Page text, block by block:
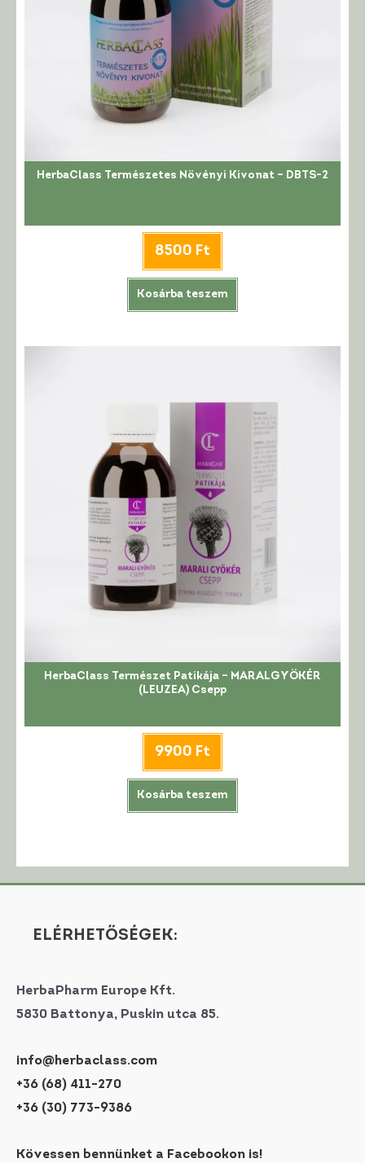
HerbaClass Természetes Növényi Kivonat – DBTS-2
8500 Ft
Kosárba teszem
HerbaClass Természet Patikája – MARALGYÖKÉR
(LEUZEA) Csepp
9900 Ft
Kosárba teszem
ELÉRHETŐSÉGEK:
HerbaPharm Europe Kft.
5830 Battonya, Puskin utca 85.
info@herbaclass.com
+36 (68) 411-270
+36 (30) 773-9386
Kövessen bennünket a Facebookon is!